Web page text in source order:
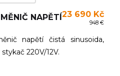
NAPĚTÍ 23 690 Kč
948 €
napětí čistá sinusoida,
220V/12V.